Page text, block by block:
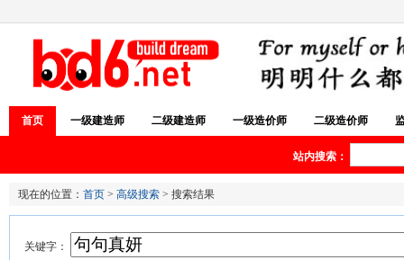
首页 一级建造师 二级建造师 一级造价师 二级造价师
站内搜索：
现在的位置： 首页 > 高级搜索 > 搜索结果
关键字：